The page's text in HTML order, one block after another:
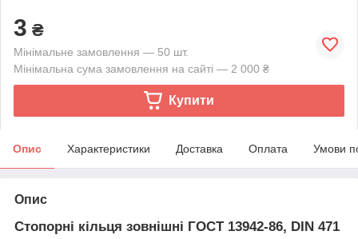
3 ₴
Мінімальне замовлення — 50 шт.
Мінімальна сума замовлення на сайті — 2 000 ₴
Купити
Опис Характеристики Доставка Оплата Умови
Опис
Стопорні кільця зовнішні ГОСТ 13942-86, DIN 471